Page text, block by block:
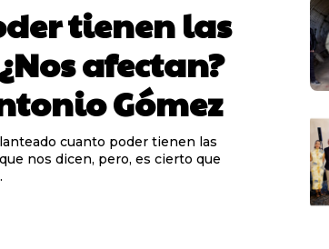
tienen las
afectan?
Gómez
cuanto poder tienen las
nos dicen, pero, es cierto que